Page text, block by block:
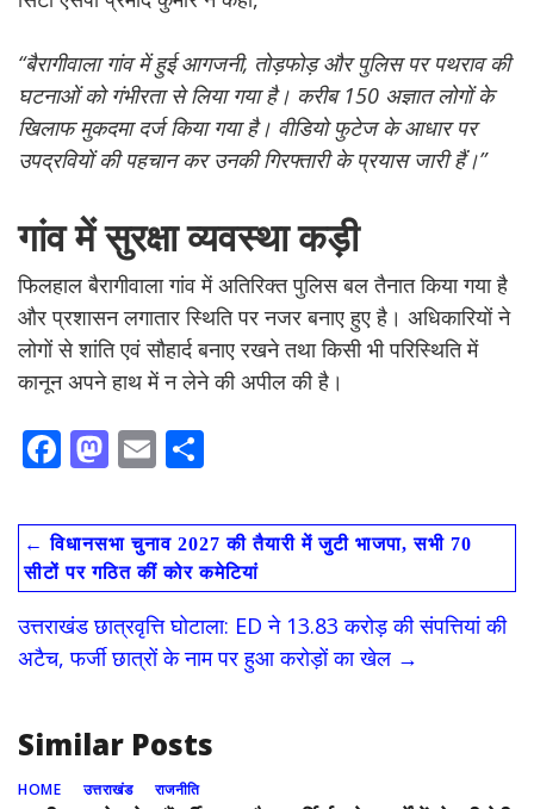
“बैरागीवाला गांव में हुई आगजनी, तोड़फोड़ और पुलिस पर पथराव की
घटनाओं को गंभीरता से लिया गया है। करीब 150 अज्ञात लोगों के
खिलाफ मुकदमा दर्ज किया गया है। वीडियो फुटेज के आधार पर
उपद्रवियों की पहचान कर उनकी गिरफ्तारी के प्रयास जारी हैं।”
गांव में सुरक्षा व्यवस्था कड़ी
फिलहाल बैरागीवाला गांव में अतिरिक्त पुलिस बल तैनात किया गया है
और प्रशासन लगातार स्थिति पर नजर बनाए हुए है। अधिकारियों ने
लोगों से शांति एवं सौहार्द बनाए रखने तथा किसी भी परिस्थिति में
कानून अपने हाथ में न लेने की अपील की है।
F
e
b
o
o
k
M
to
d
o
n
E
ai
l
ar
e
← विधानसभा चुनाव 2027 की तैयारी में जुटी भाजपा, सभी 70
सीटों पर गठित कीं कोर कमेटियां
उत्तराखंड छात्रवृत्ति घोटाला: ED ने 13.83 करोड़ की संपत्तियां की
अटैच, फर्जी छात्रों के नाम पर हुआ करोड़ों का खेल →
Similar Posts
HOME उत्तराखंड राजनीति